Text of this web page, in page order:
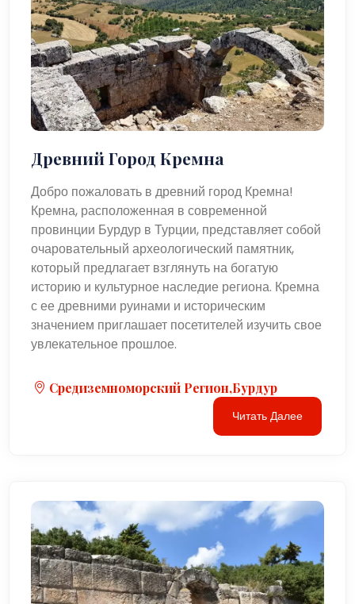
Древний Город Кремна
Добро пожаловать в древний город Кремна!
Кремна, расположенная в современной
провинции Бурдур в Турции, представляет собой
очаровательный археологический памятник,
который предлагает взглянуть на богатую
историю и культурное наследие региона. Кремна
с ее древними руинами и историческим
значением приглашает посетителей изучить свое
увлекательное прошлое.
Средиземноморский Регион,Бурдур
Читать Далее